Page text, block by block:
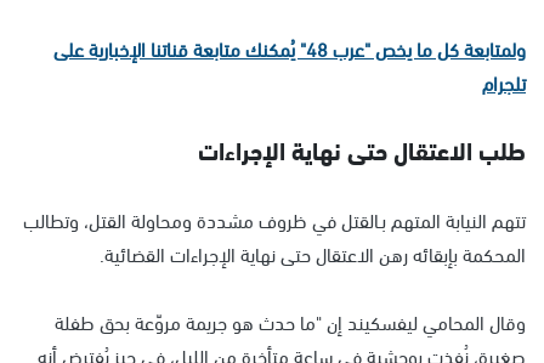
ولمتابعة كل ما يخص "عرب 48" يُمكنك متابعة قناتنا الإخبارية على
تلجرام
طلب الاعتقال حتى نهاية الإجراءات
تتهم النيابة المتهم بـالقتل في ظروف مشددة ومحاولة القتل، وتطالب
المحكمة بإبقائه رهن الاعتقال حتى نهاية الإجراءات القضائية.
وقال المحامي ليفسكيند إن "ما حدث هو جريمة مروّعة بحق طفلة
صغيرة، نُفذت بوحشية في ساعة متأخرة من الليل، في حيز يُفترض أنه